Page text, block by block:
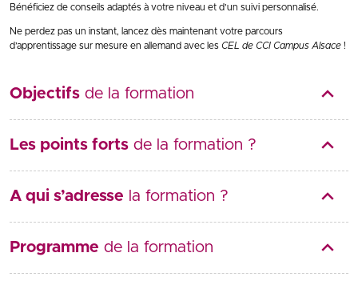
Bénéficiez de conseils adaptés à votre niveau et d’un suivi personnalisé.
Ne perdez pas un instant, lancez dès maintenant votre parcours
d’apprentissage sur mesure en allemand avec les CEL de CCI Campus Alsace !
Objectifs de la formation
Les points forts de la formation ?
A qui s’adresse la formation ?
Programme de la formation